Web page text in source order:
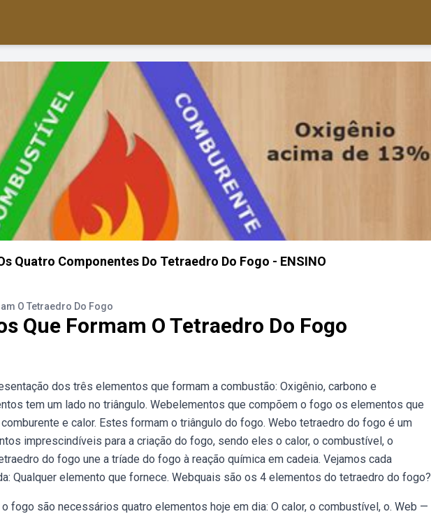
Quatro Componentes Do Tetraedro Do Fogo - ENSINO
O Tetraedro Do Fogo
Que Formam O Tetraedro Do Fogo
dos três elementos que formam a combustão: Oxigênio, carbono e
tem um lado no triângulo. Webelementos que compõem o fogo os elementos que
e calor. Estes formam o triângulo do fogo. Webo tetraedro do fogo é um
imprescindíveis para a criação do fogo, sendo eles o calor, o combustível, o
do fogo une a tríade do fogo à reação química em cadeia. Vejamos cada
Qualquer elemento que fornece. Webquais são os 4 elementos do tetraedro do fogo?
fogo são necessários quatro elementos hoje em dia: O calor, o combustível, o. Web —